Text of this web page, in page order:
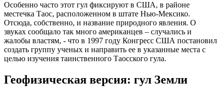
Особенно часто этот гул фиксируют в США, в районе
местечка Таос, расположенном в штате Нью-Мексико.
Отсюда, собственно, и название природного явления. О
звуках сообщало так много американцев – случались и
жалобы властям, - что в 1997 году Конгресс США постановил
создать группу ученых и направить ее в указанные места с
целью изучения таинственного Таосского гула.
Геофизическая версия: гул Земли